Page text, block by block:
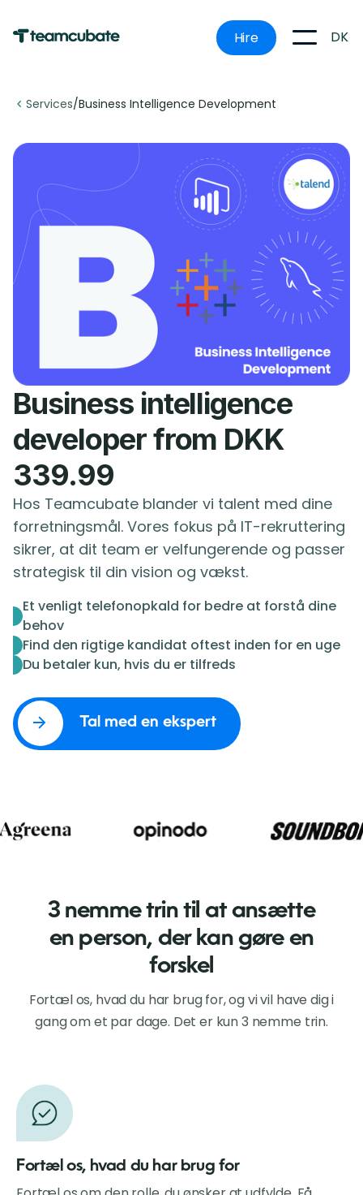
Hire DK
Services/Business Intelligence Development
Business intelligence
developer from DKK
339.99
Hos Teamcubate blander vi talent med dine
forretningsmål. Vores fokus på IT-rekruttering
sikrer, at dit team er velfungerende og passer
strategisk til din vision og vækst.
Et venligt telefonopkald for bedre at forstå dine
behov
Find den rigtige kandidat oftest inden for en uge
Du betaler kun, hvis du er tilfreds
Tal med en ekspert
3 nemme trin til at ansætte
en person, der kan gøre en
forskel
Fortæl os, hvad du har brug for, og vi vil have dig i
gang om et par dage. Det er kun 3 nemme trin.
Fortæl os, hvad du har brug for